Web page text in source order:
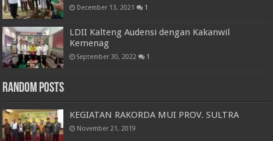
December 13, 2021 1
LDII Kalteng Audensi dengan Kakanwil
Kemenag
September 30, 2022 1
Random Posts
KEGIATAN RAKORDA MUI PROV. SULTRA
November 21, 2019